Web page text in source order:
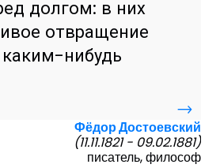
долгом: в них
отвращение
каким-нибудь
→
Фёдор Достоевский
(11.11.1821 - 09.02.1881)
писатель, философ